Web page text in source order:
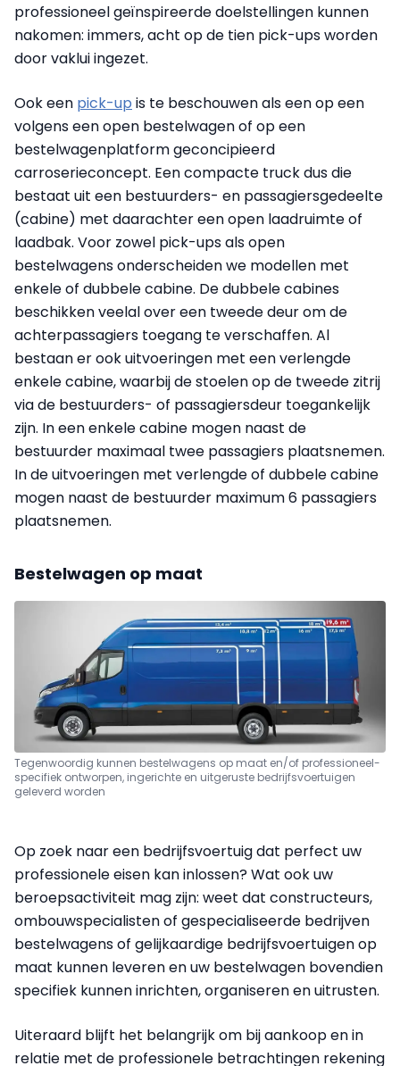
professioneel geïnspireerde doelstellingen kunnen
nakomen: immers, acht op de tien pick-ups worden
door vaklui ingezet.
Ook een pick-up is te beschouwen als een op een
volgens een open bestelwagen of op een
bestelwagenplatform geconcipieerd
carroserieconcept. Een compacte truck dus die
bestaat uit een bestuurders- en passagiersgedeelte
(cabine) met daarachter een open laadruimte of
laadbak. Voor zowel pick-ups als open
bestelwagens onderscheiden we modellen met
enkele of dubbele cabine. De dubbele cabines
beschikken veelal over een tweede deur om de
achterpassagiers toegang te verschaffen. Al
bestaan er ook uitvoeringen met een verlengde
enkele cabine, waarbij de stoelen op de tweede zitrij
via de bestuurders- of passagiersdeur toegankelijk
zijn. In een enkele cabine mogen naast de
bestuurder maximaal twee passagiers plaatsnemen.
In de uitvoeringen met verlengde of dubbele cabine
mogen naast de bestuurder maximum 6 passagiers
plaatsnemen.
Bestelwagen op maat
Tegenwoordig kunnen bestelwagens op maat en/of professioneel-
specifiek ontworpen, ingerichte en uitgeruste bedrijfsvoertuigen
geleverd worden
Op zoek naar een bedrijfsvoertuig dat perfect uw
professionele eisen kan inlossen? Wat ook uw
beroepsactiviteit mag zijn: weet dat constructeurs,
ombouwspecialisten of gespecialiseerde bedrijven
bestelwagens of gelijkaardige bedrijfsvoertuigen op
maat kunnen leveren en uw bestelwagen bovendien
specifiek kunnen inrichten, organiseren en uitrusten.
Uiteraard blijft het belangrijk om bij aankoop en in
relatie met de professionele betrachtingen rekening